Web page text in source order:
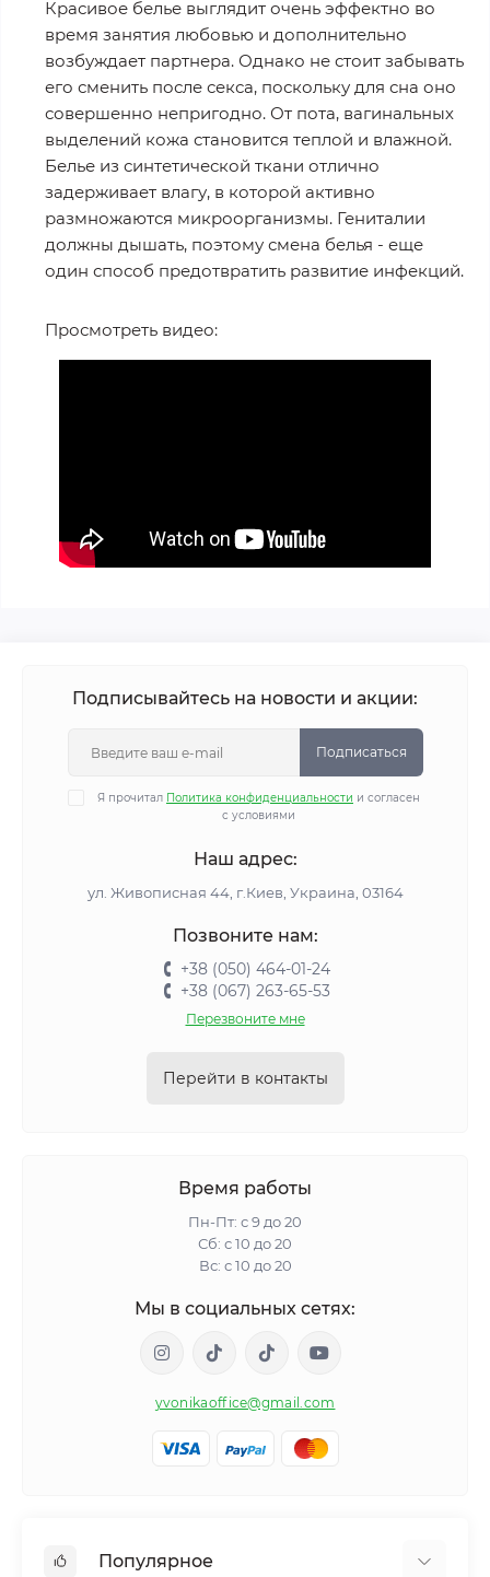
Красивое белье выглядит очень эффектно во
время занятия любовью и дополнительно
возбуждает партнера. Однако не стоит забывать
его сменить после секса, поскольку для сна оно
совершенно непригодно. От пота, вагинальных
выделений кожа становится теплой и влажной.
Белье из синтетической ткани отлично
задерживает влагу, в которой активно
размножаются микроорганизмы. Гениталии
должны дышать, поэтому смена белья - еще
один способ предотвратить развитие инфекций.
Просмотреть видео:
Подписывайтесь на новости и акции:
Подписаться
Я прочитал Политика конфиденциальности и согласен
с условиями
Наш адрес:
ул. Живописная 44, г.Киев, Украина, 03164
Позвоните нам:
+38 (050) 464-01-24
+38 (067) 263-65-53
Перезвоните мне
Перейти в контакты
Время работы
Пн-Пт: с 9 до 20
Сб: с 10 до 20
Вс: с 10 до 20
Мы в социальных сетях:
yvonikaoffice@gmail.com
Популярное